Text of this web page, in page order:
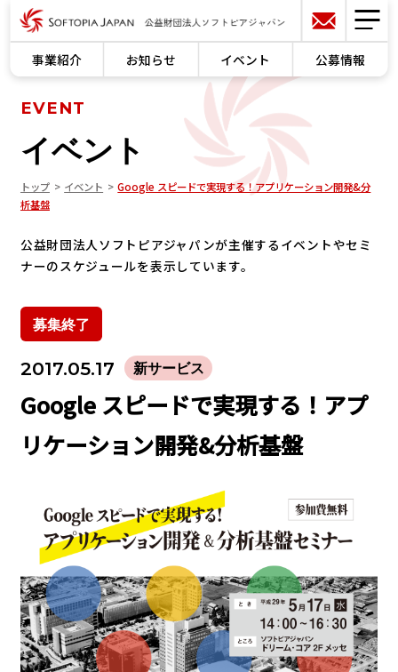
事業紹介 お知らせ イベント 公募情報
EVENT
イベント
トップ イベント
Google スピードで実現する！アプリケーション開発&分
析基盤
公益財団法人ソフトピアジャパンが主催するイベントやセミ
ナーのスケジュールを表示しています。
募集終了
2017.05.17 新サービス
Google スピードで実現する！アプ
リケーション開発&分析基盤